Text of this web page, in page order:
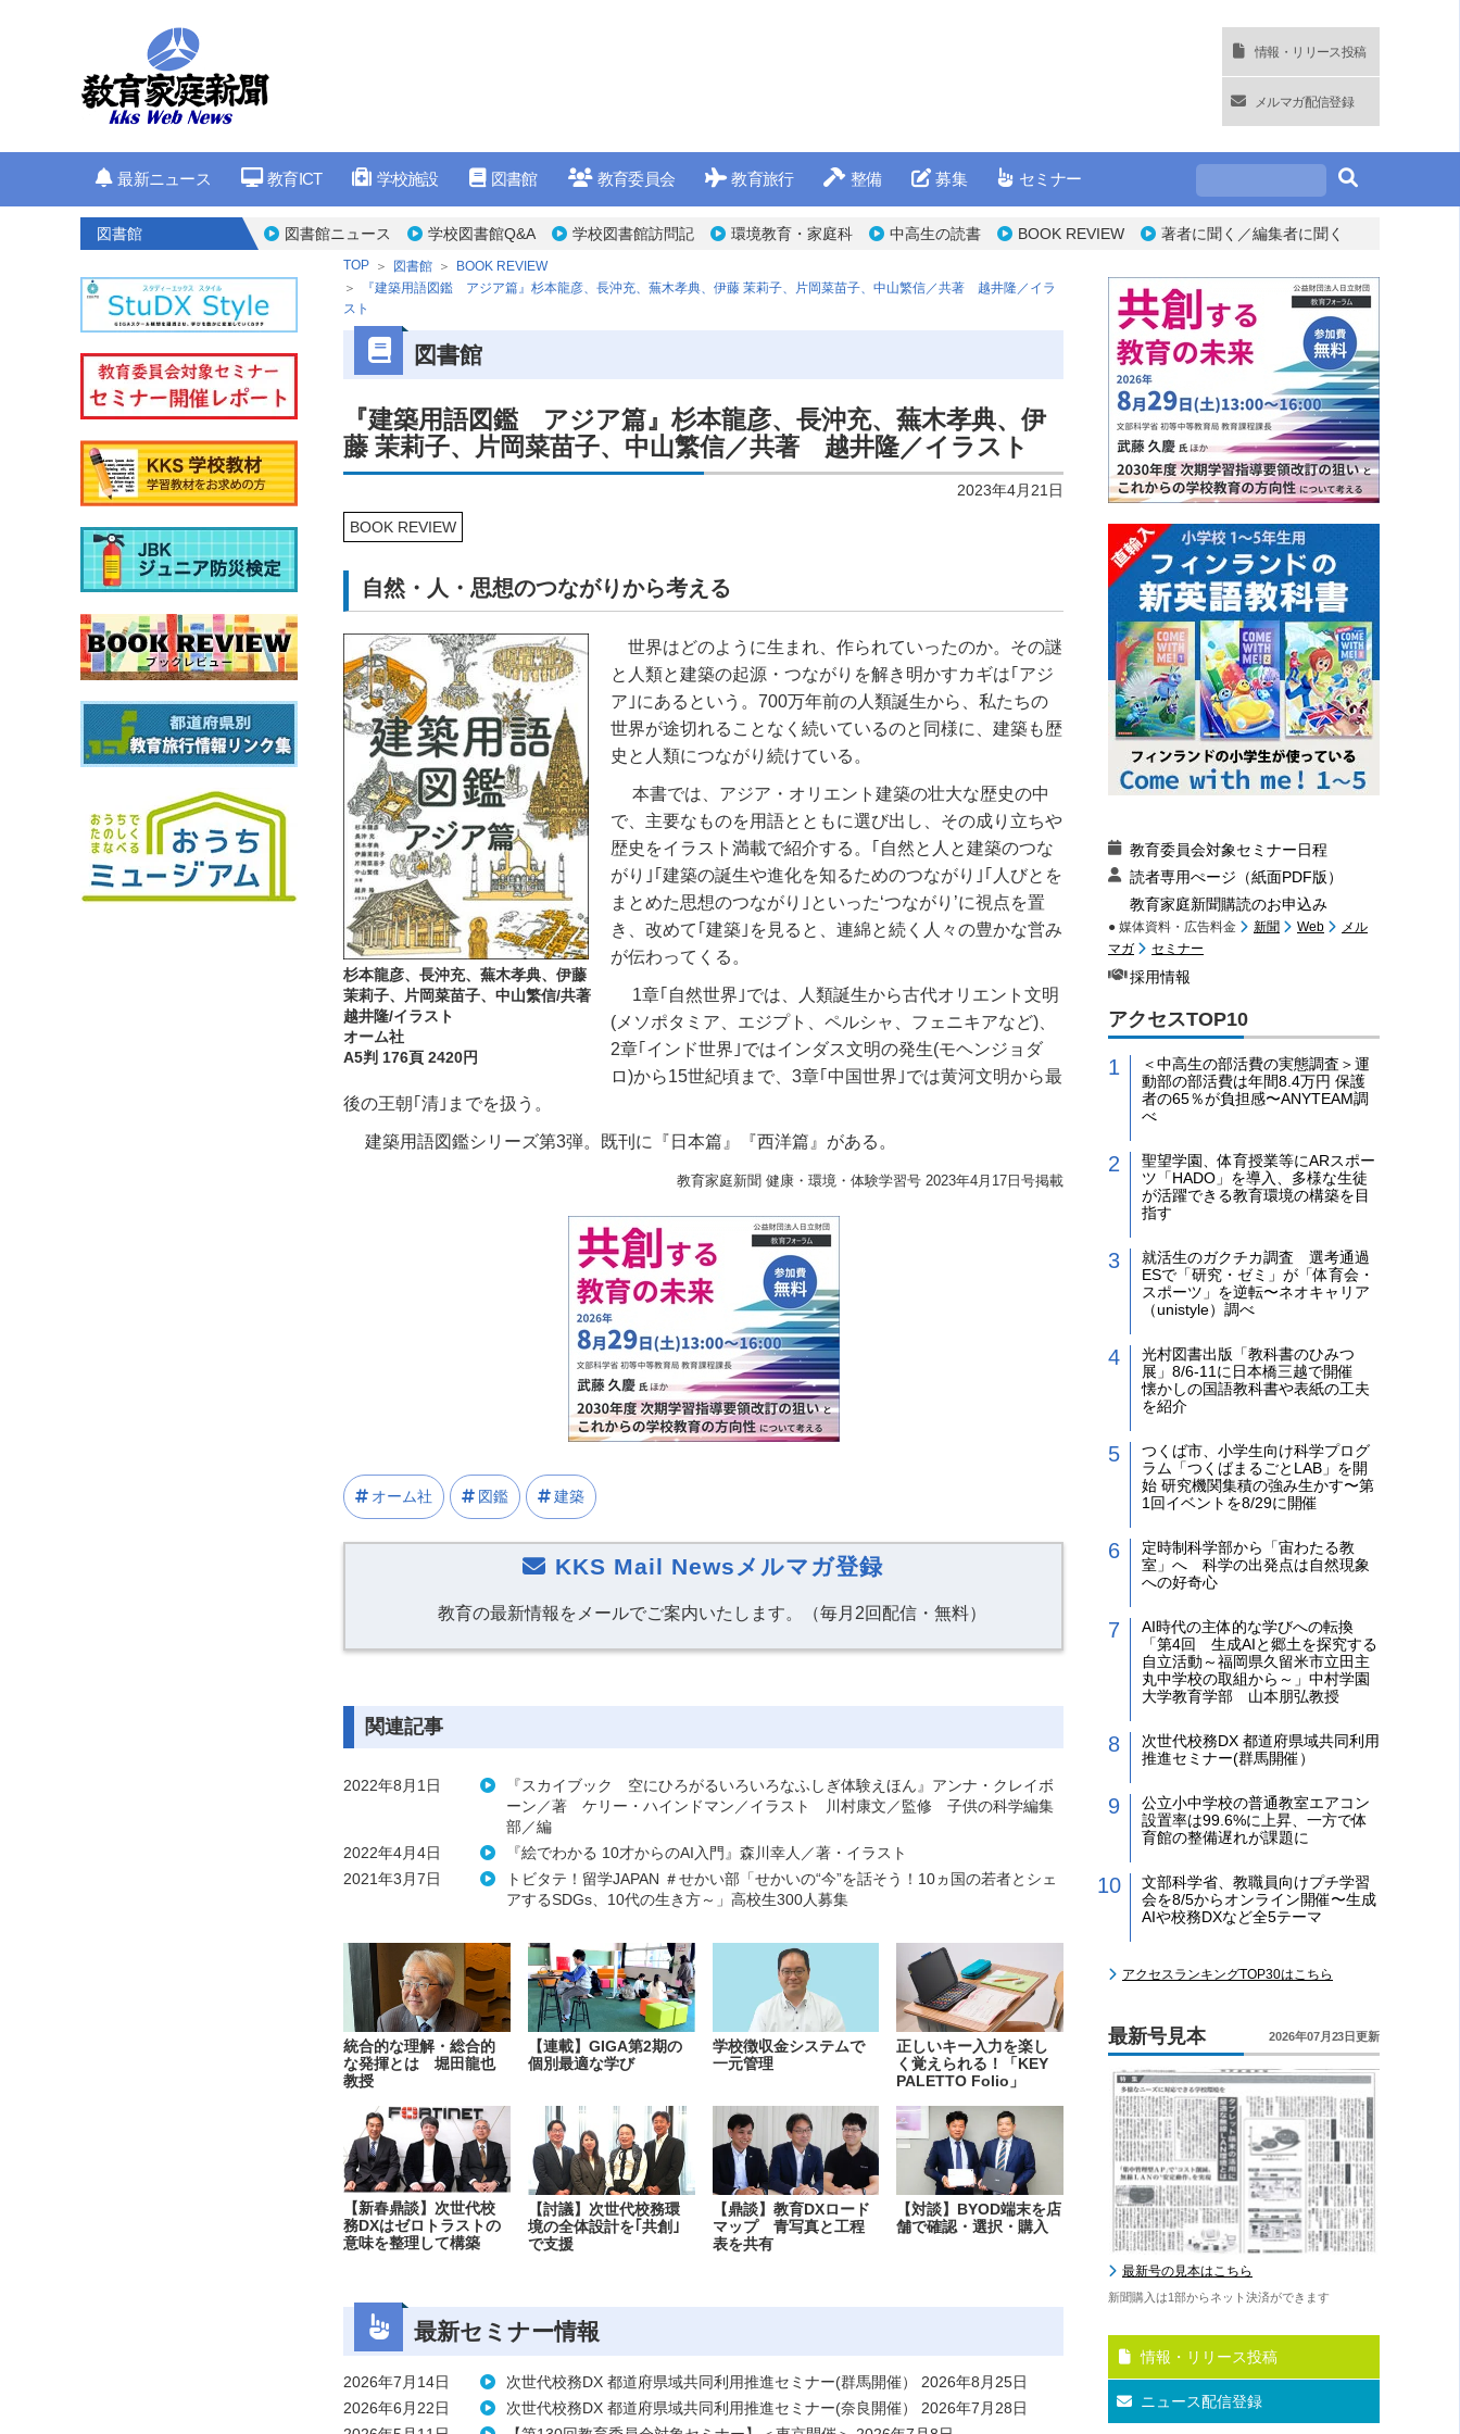
情報・リリース投稿
メルマガ配信登録
最新ニュース 教育ICT 学校施設 図書館 教育委員会 教育旅行 整備 募集 セミナー
図書館 図書館ニュース 学校図書館Q&A 学校図書館訪問記 環境教育・家庭科 中高生の読書 BOOK REVIEW 著者に聞く／編集者に聞く
TOP 図書館
BOOK REVIEW
『建築用語図鑑 アジア篇』杉本龍彦、長沖充、蕪木孝典、伊藤 茉莉子、片岡菜苗子、中山繁信／共著 越井隆／イラ
スト
図書館
『建築用語図鑑 アジア篇』杉本龍彦、長沖充、蕪木孝典、伊
藤 茉莉子、片岡菜苗子、中山繁信／共著 越井隆／イラスト
2023年4月21日
BOOK REVIEW
自然・人・思想のつながりから考える
杉本龍彦、長沖充、蕪木孝典、伊藤
茉莉子、片岡菜苗子、中山繁信/共著
越井隆/イラスト
オーム社
A5判 176頁 2420円
世界はどのように生まれ、作られていったのか。その謎
と人類と建築の起源・つながりを解き明かすカギは｢アジ
ア｣にあるという。 700万年前の人類誕生から、私たちの
世界が途切れることなく続いているのと同様に、建築も歴
史と人類につながり続けている。
本書では、アジア・オリエント建築の壮大な歴史の中
で、主要なものを用語とともに選び出し、その成り立ちや
歴史をイラスト満載で紹介する。｢自然と人と建築のつな
がり｣｢建築の誕生や進化を知るためのつながり｣｢人びとを
まとめた思想のつながり｣といった‘つながり’に視点を置
き、改めて｢建築｣を見ると、連綿と続く人々の豊かな営み
が伝わってくる。
1章｢自然世界｣では、人類誕生から古代オリエント文明
( メソポタミア、エジプト、ペルシャ、フェニキアなど)
2章｢インド世界｣ではインダス文明の発生(モヘンジョダ
ロ)から15世紀頃まで、 3章｢中国世界｣では黄河文明から最
後の王朝｢清｣までを扱う。
建築用語図鑑シリーズ第3弾。既刊に『日本篇』『西洋篇』がある。
教育家庭新聞 健康・環境・体験学習号 2023年4月17日号掲載
オーム社 図鑑 建築
KKS Mail Newsメルマガ登録
教育の最新情報をメールでご案内いたします。（毎月2回配信・無料）
関連記事
2022年8月1日
『スカイブック 空にひろがるいろいろなふしぎ体験えほん』アンナ・クレイボ
ーン／著 ケリー・ハインドマン／イラスト 川村康文／監修 子供の科学編集
部／編
2022年4月4日
『絵でわかる 10才からのAI入門』森川幸人／著・イラスト
2021年3月7日
トビタテ！留学JAPAN ＃せかい部「せかいの“今”を話そう！10ヵ国の若者とシェ
アするSDGs、10代の生き方～」高校生300人募集
統合的な理解・総合的
な発揮とは 堀田龍也
教授
【連載】GIGA第2期の
個別最適な学び
学校徴収金システムで
一元管理
正しいキー入力を楽し
く覚えられる！「KEY
PALETTO Folio」
【新春鼎談】次世代校
務DXはゼロトラストの
意味を整理して構築
【討議】次世代校務環
境の全体設計を｢共創｣
で支援
【鼎談】教育DXロード
マップ 青写真と工程
表を共有
【対談】BYOD端末を店
舗で確認・選択・購入
最新セミナー情報
2026年7月14日
次世代校務DX 都道府県域共同利用推進セミナー(群馬開催） 2026年8月25日
2026年6月22日
次世代校務DX 都道府県域共同利用推進セミナー(奈良開催） 2026年7月28日
教育委員会対象セミナー日程
読者専用ぺージ（紙面PDF版）
教育家庭新聞購読のお申込み
● 媒体資料・広告料金 新聞 Web
メル
マガ
セミナー
採用情報
アクセスTOP10
＜中高生の部活費の実態調査＞運
動部の部活費は年間8.4万円 保護
者の65％が負担感〜ANYTEAM調
べ
聖望学園、体育授業等にARスポー
ツ「HADO」を導入、多様な生徒
が活躍できる教育環境の構築を目
指す
就活生のガクチカ調査 選考通過
ESで「研究・ゼミ」が「体育会・
スポーツ」を逆転〜ネオキャリア
（unistyle）調べ
光村図書出版「教科書のひみつ
展」8/6-11に日本橋三越で開催
懐かしの国語教科書や表紙の工夫
を紹介
つくば市、小学生向け科学プログ
ラム「つくばまるごとLAB」を開
始 研究機関集積の強み生かす〜第
1回イベントを8/29に開催
定時制科学部から「宙わたる教
室」へ 科学の出発点は自然現象
への好奇心
AI時代の主体的な学びへの転換
「第4回 生成AIと郷土を探究する
自立活動～福岡県久留米市立田主
丸中学校の取組から～」中村学園
大学教育学部 山本朋弘教授
次世代校務DX 都道府県域共同利用
推進セミナー(群馬開催）
公立小中学校の普通教室エアコン
設置率は99.6%に上昇、一方で体
育館の整備遅れが課題に
文部科学省、教職員向けプチ学習
会を8/5からオンライン開催〜生成
AIや校務DXなど全5テーマ
アクセスランキングTOP30はこちら
最新号見本 2026年07月23日更新
最新号の見本はこちら
新聞購入は1部からネット決済ができます
情報・リリース投稿
ニュース配信登録